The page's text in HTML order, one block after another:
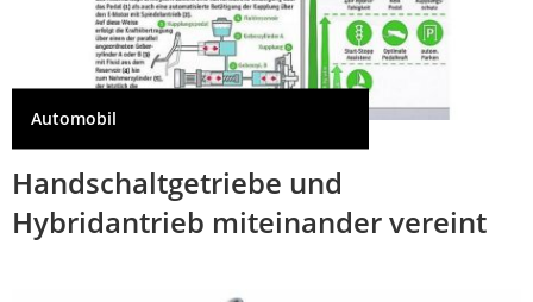
Automobil
Handschaltgetriebe und
Hybridantrieb miteinander vereint